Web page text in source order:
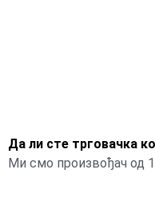
Да ли сте трговачка
Ми смо произвођач од